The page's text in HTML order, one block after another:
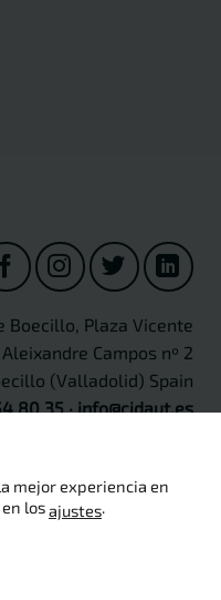
Boecillo, Plaza Vicente
Aleixandre Campos nº 2
(Valladolid) Spain
80 35·info@cidaut.es
CIDAUT
mejor experiencia en
losajustes.